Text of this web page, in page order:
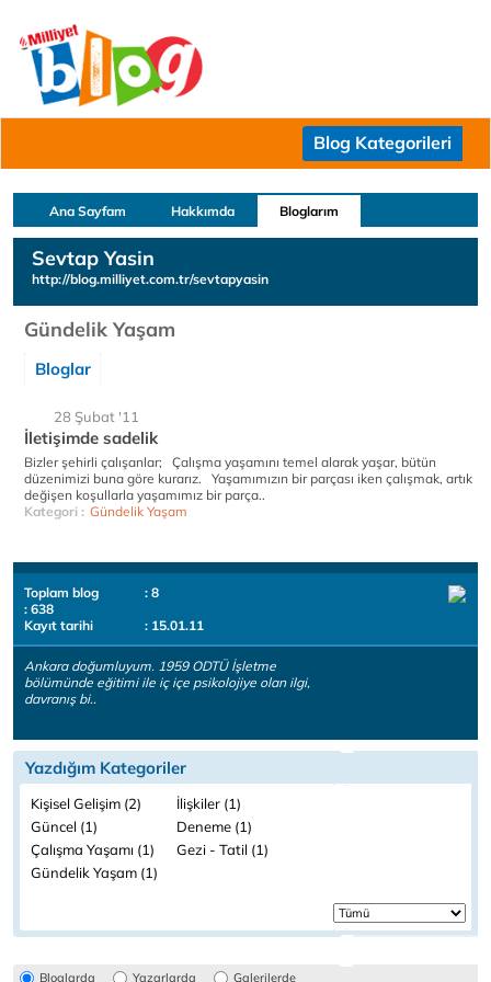
Blog Kategorileri
Ana Sayfam Hakkımda Bloglarım
Sevtap Yasin
http://blog.milliyet.com.tr/sevtapyasin
Gündelik Yaşam
Bloglar
28 Şubat '11
İletişimde sadelik
Bizler şehirli çalışanlar; Çalışma yaşamını temel alarak yaşar, bütün
düzenimizi buna göre kurarız. Yaşamımızın bir parçası iken çalışmak, artık
değişen koşullarla yaşamımız bir parça..
Kategori : Gündelik Yaşam
Toplam blog
: 8
: 638
Kayıt tarihi
: 15.01.11
Ankara doğumluyum. 1959 ODTÜ İşletme
bölümünde eğitimi ile iç içe psikolojiye olan ilgi,
davranış bi..
Yazdığım Kategoriler
Kişisel Gelişim (2)
İlişkiler (1)
Güncel (1)
Deneme (1)
Çalışma Yaşamı (1)
Gezi - Tatil (1)
Gündelik Yaşam (1)
Bloglarda Yazarlarda Galerilerde